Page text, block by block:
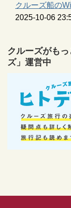
クルーズ船の
2025-10-06
クルーズがも
ズ」運営中